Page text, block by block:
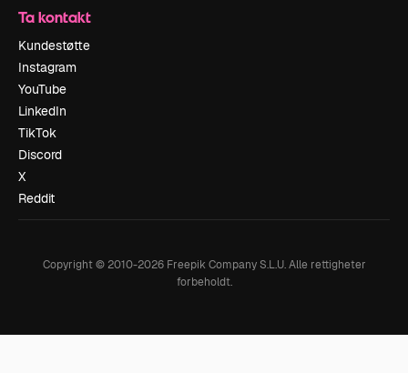
Ta kontakt
Kundestøtte
Instagram
YouTube
LinkedIn
TikTok
Discord
X
Reddit
Copyright © 2010-2026Freepik Company S.L.U. Alle rettigheter
forbeholdt.